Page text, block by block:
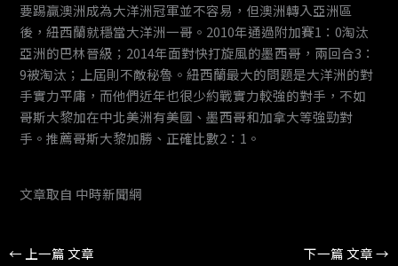
要踢贏澳洲成為大洋洲冠軍並不容易，但澳洲轉入亞洲區
後，紐西蘭就穩當大洋洲一哥。2010年通過附加賽1：0淘汰
亞洲的巴林晉級；2014年面對快打旋風的墨西哥，兩回合3：
9被淘汰；上屆則不敵秘魯。紐西蘭最大的問題是大洋洲的對
手實力平庸，而他們近年也很少約戰實力較強的對手，不如
哥斯大黎加在中北美洲有美國、墨西哥和加拿大等強勁對
手。推薦哥斯大黎加勝、正確比數2：1。
文章取自 中時新聞網
← 上一篇 文章 下一篇 文章→